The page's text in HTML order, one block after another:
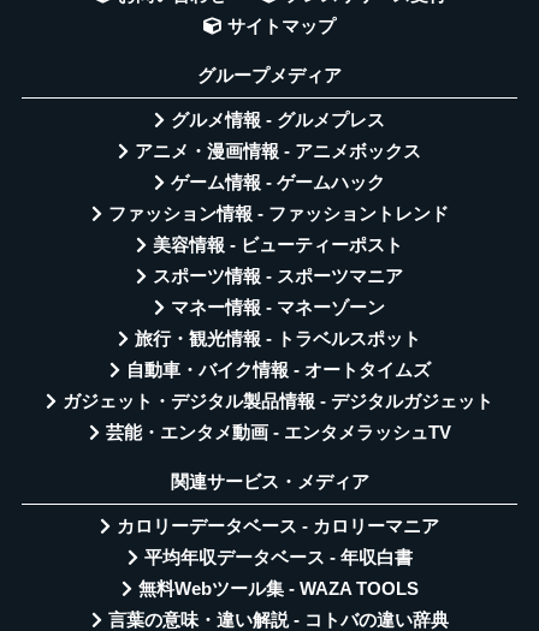
サイトマップ
グループメディア
グルメ情報 - グルメプレス
アニメ・漫画情報 - アニメボックス
ゲーム情報 - ゲームハック
ファッション情報 - ファッショントレンド
美容情報 - ビューティーポスト
スポーツ情報 - スポーツマニア
マネー情報 - マネーゾーン
旅行・観光情報 - トラベルスポット
自動車・バイク情報 - オートタイムズ
ガジェット・デジタル製品情報 - デジタルガジェット
芸能・エンタメ動画 - エンタメラッシュTV
関連サービス・メディア
カロリーデータベース - カロリーマニア
平均年収データベース - 年収白書
無料Webツール集 - WAZA TOOLS
言葉の意味・違い解説 - コトバの違い辞典